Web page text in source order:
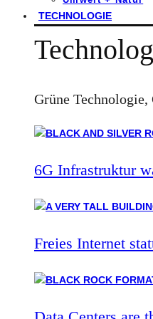
TECHNOLOGIE
Grüne Technologie,
6G Infrastruktur
Freies Internet